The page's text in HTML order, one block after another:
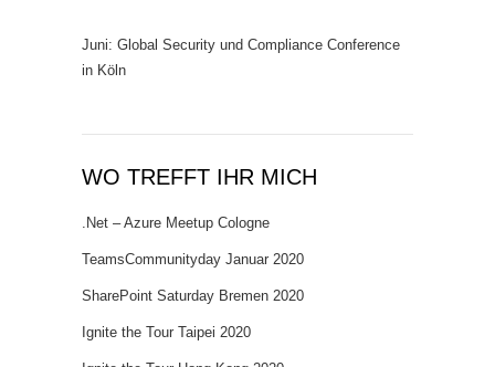
Juni: Global Security und Compliance Conference
in Köln
WO TREFFT IHR MICH
.Net – Azure Meetup Cologne
TeamsCommunityday Januar 2020
SharePoint Saturday Bremen 2020
Ignite the Tour Taipei 2020